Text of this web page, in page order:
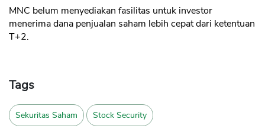
MNC belum menyediakan fasilitas untuk investor
menerima dana penjualan saham lebih cepat dari ketentuan
T+2.
Tags
Sekuritas Saham Stock Security